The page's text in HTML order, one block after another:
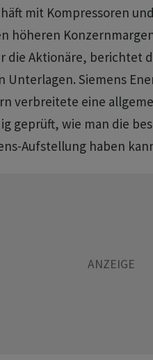
mit Kompressoren
höheren
die Aktionäre, berichtet
Unterlagen. Siemens
verbreitete eine
geprüft, wie man die
Aufstellung haben